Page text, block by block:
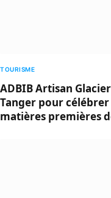
TOURISME
ADBIB Artisan
Tanger pour
matières premières